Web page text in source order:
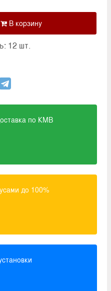
12 шт.
по КМВ
до 100%